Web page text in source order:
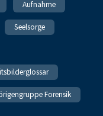
Aufnahme
Seelsorge
Forensik